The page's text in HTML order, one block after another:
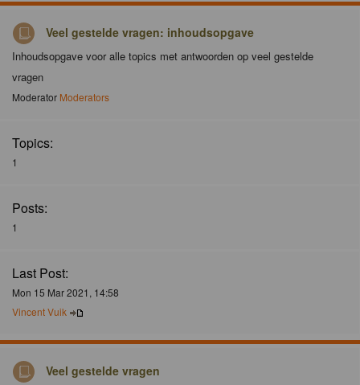
Veel gestelde vragen: inhoudsopgave
Inhoudsopgave voor alle topics met antwoorden op veel gestelde
vragen
Moderator Moderators
Topics:
1
Posts:
1
Last Post:
Mon 15 Mar 2021, 14:58
Vincent Vuik
Veel gestelde vragen